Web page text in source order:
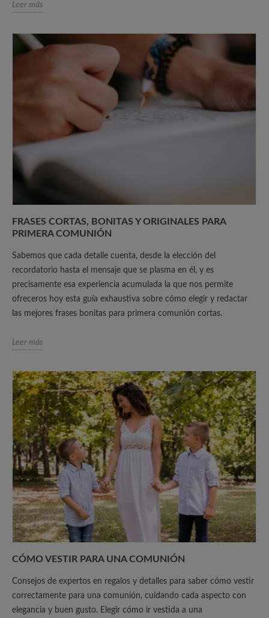
Leer más
FRASES CORTAS, BONITAS Y ORIGINALES PARA
PRIMERA COMUNIÓN
Sabemos que cada detalle cuenta, desde la elección del
recordatorio hasta el mensaje que se plasma en él, y es
precisamente esa experiencia acumulada la que nos permite
ofreceros hoy esta guía exhaustiva sobre cómo elegir y redactar
las mejores frases bonitas para primera comunión cortas.
Leer más
CÓMO VESTIR PARA UNA COMUNIÓN
Consejos de expertos en regalos y detalles para saber cómo vestir
correctamente para una comunión, cuidando cada aspecto con
elegancia y buen gusto. Elegir cómo ir vestida a una